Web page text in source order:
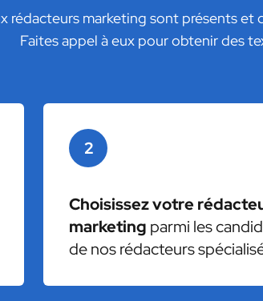
rédacteurs marketing sont présents et
Faites appel à eux pour obtenir des
2
Choisissez votre
marketing parmi les
de nos rédacteurs